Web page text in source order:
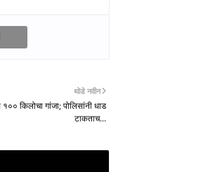
थोडे नवीन
किलोचा गांजा; पोलिसांनी धाड
टाकताच...